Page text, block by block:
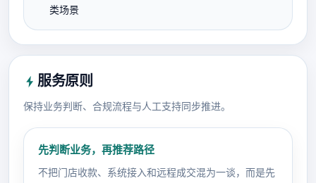
类场景
服务原则
保持业务判断、合规流程与人工支持同步推进。
先判断业务，再推荐路径
不把门店收款、系统接入和远程成交混为一谈，而是先